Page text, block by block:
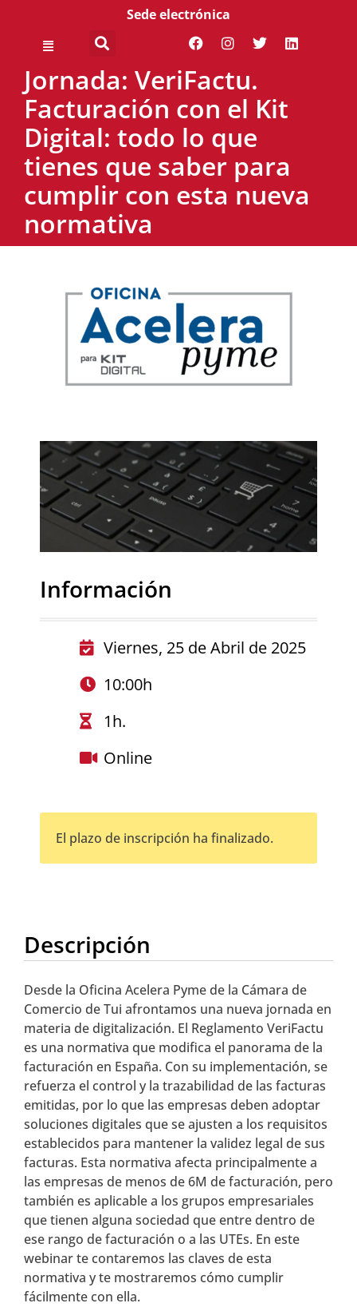
Sede electrónica
Jornada: VeriFactu.
Facturación con el Kit
Digital: todo lo que
tienes que saber para
cumplir con esta nueva
normativa
Información
Viernes, 25 de Abril de 2025
10:00h
1h.
Online
El plazo de inscripción ha finalizado.
Descripción
Desde la Oficina Acelera Pyme de la Cámara de
Comercio de Tui afrontamos una nueva jornada en
materia de digitalización. El Reglamento VeriFactu
es una normativa que modifica el panorama de la
facturación en España. Con su implementación, se
refuerza el control y la trazabilidad de las facturas
emitidas, por lo que las empresas deben adoptar
soluciones digitales que se ajusten a los requisitos
establecidos para mantener la validez legal de sus
facturas. Esta normativa afecta principalmente a
las empresas de menos de 6M de facturación, pero
también es aplicable a los grupos empresariales
que tienen alguna sociedad que entre dentro de
ese rango de facturación o a las UTEs. En este
webinar te contaremos las claves de esta
normativa y te mostraremos cómo cumplir
fácilmente con ella.